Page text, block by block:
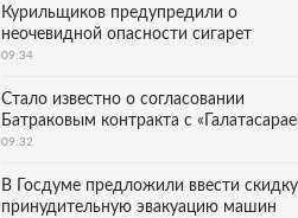
Курильщиков предупредили о
неочевидной опасности сигарет
09:34
Стало известно о согласовании
Батраковым контракта с
09:32
В Госдуме предложили ввести
принудительную эвакуацию машин